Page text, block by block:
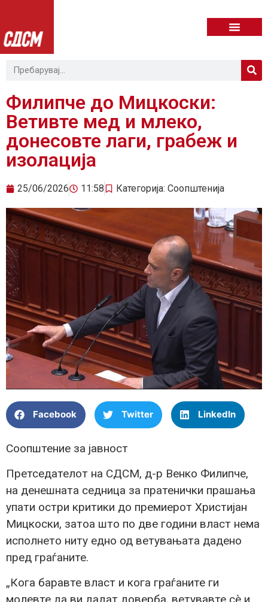
Филипче до Мицкоски:
Ветивте мед и млеко,
донесовте лаги, грабеж и
изолација
25/06/2026 11:58 Категорија: Соопштенија
Facebook Twitter LinkedIn
Соопштение за јавност
Претседателот на СДСМ, д-р Венко Филипче,
на денешната седница за пратенички прашања
упати остри критики до премиерот Христијан
Мицкоски, затоа што по две години власт нема
исполнето ниту едно од ветувањата дадено
пред граѓаните.
„Кога баравте власт и кога граѓаните ги